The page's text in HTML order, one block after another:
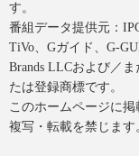
す。
番組データ提供元：
TiVo、Gガイド、G-
Brands LLCおよび／
たは登録商標です。
このホームページに
複写・転載を禁じます